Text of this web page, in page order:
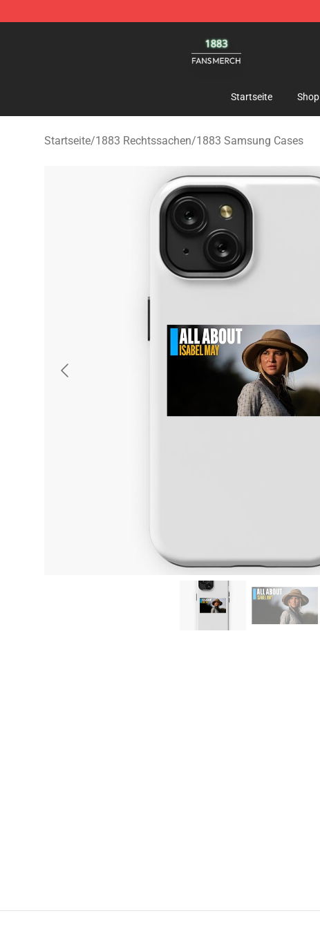
Startseite Shop
Startseite/1883 Rechtssachen/1883 Samsung Cases